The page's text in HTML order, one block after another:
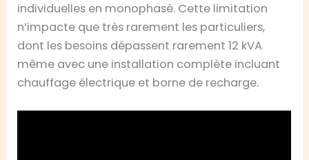
individuelles en monophasé. Cette limitation
n’impacte que très rarement les particuliers,
dont les besoins dépassent rarement 12 kVA
même avec une installation complète incluant
chauffage électrique et borne de recharge.